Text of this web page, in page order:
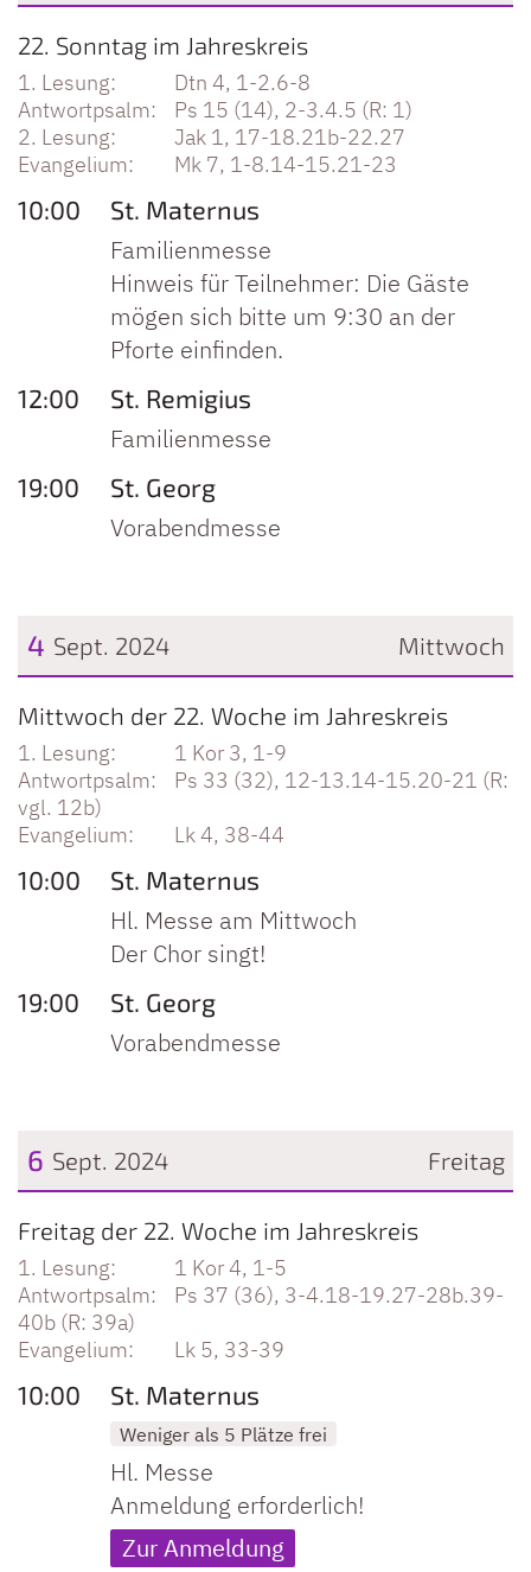
Datum: 1. September 2024
22. Sonntag im Jahreskreis
Dtn 4, 1-2.6-8
Ps 15 (14), 2-3.4.5 (R: 1)
Jak 1, 17-18.21b-22.27
Mk 7, 1-8.14-15.21-23
10:00 St. Maternus
Familienmesse
Hinweis für Teilnehmer: Die Gäste
mögen sich bitte um 9:30 an der
Pforte einfinden.
12:00 St. Remigius
Familienmesse
19:00 St. Georg
Vorabendmesse
Mittwoch
4 Sept. 2024
Datum: 4. September 2024
Mittwoch der 22. Woche im Jahreskreis
1 Kor 3, 1-9
Ps 33 (32), 12-13.14-15.20-21 (R:
vgl. 12b)
Lk 4, 38-44
10:00 St. Maternus
Hl. Messe am Mittwoch
Der Chor singt!
19:00 St. Georg
Vorabendmesse
Freitag
6 Sept. 2024
Datum: 6. September 2024
Freitag der 22. Woche im Jahreskreis
1 Kor 4, 1-5
Ps 37 (36), 3-4.18-19.27-28b.39-
40b (R: 39a)
Lk 5, 33-39
10:00 St. Maternus
Weniger als 5 Plätze frei
Hl. Messe
Anmeldung erforderlich!
Zur Anmeldung